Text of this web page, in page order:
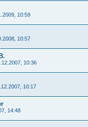
10:59
10:57
10:36
10:17
14:48